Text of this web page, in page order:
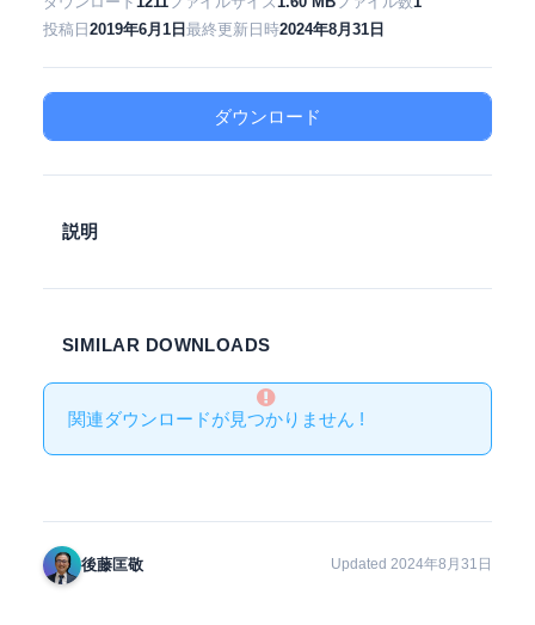
投稿日 2019年6月1日 最終更新日時2024年8月31日
ダウンロード
説明
SIMILAR DOWNLOADS
関連ダウンロードが見つかりません !
後藤匡敬 Updated 2024年8月31日